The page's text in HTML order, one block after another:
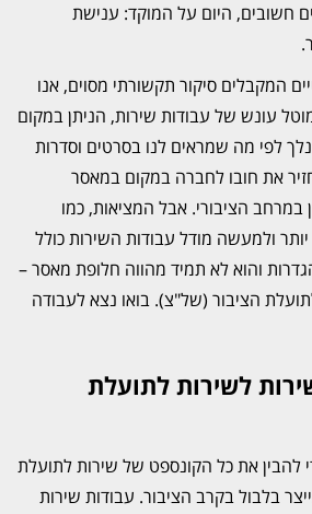
חשובים, היום על המוקד: ענישת
המקבלים סיקור תקשורתי מסוים, אנו
עונש של עבודות שירות, הניתן במקום
לפי מה שמראים לנו בסרטים וסדרות
את חובו לחברה במקום במאסר
במרחב הציבורי. אבל המציאות, כמו
ולמעשה מודל עבודות השירות כולל
והוא לא תמיד מהווה חלופת מאסר –
הציבור (של"צ). בואו נצא לעבודה
לשירות לתועלת
להבין את כל הקונספט של שירות לתועלת
בלבול בקרב הציבור. עבודות שירות